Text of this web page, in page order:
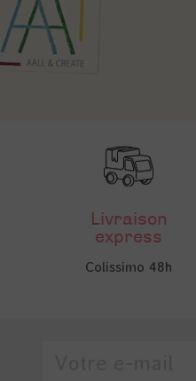
Livraison
express
Colissimo 48h